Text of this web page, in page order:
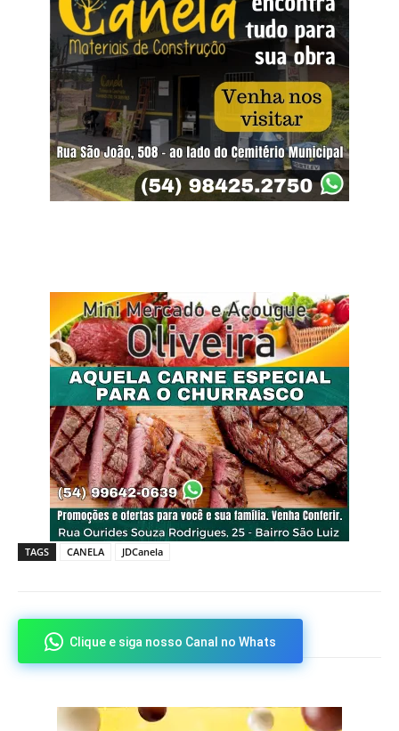
TAGS CANELA JDCanela
Clique e siga nosso Canal no Whats